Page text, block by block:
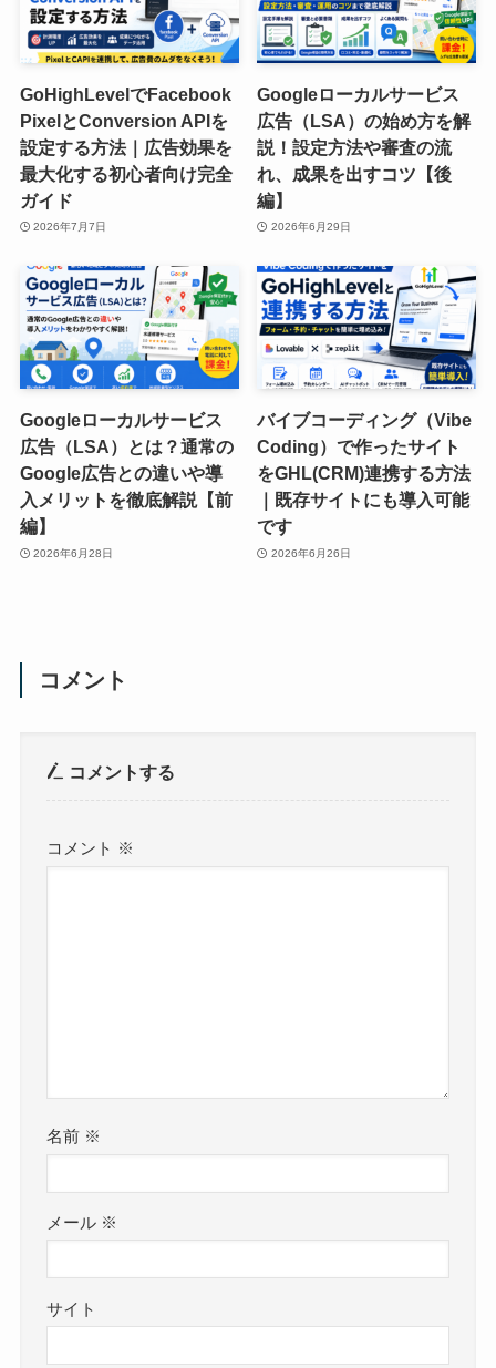
GoHighLevelでFacebook
PixelとConversion APIを
設定する方法｜広告効果を
最大化する初心者向け完全
ガイド
2026年7月7日
Googleローカルサービス
広告（LSA）の始め方を解
説！設定方法や審査の流
れ、成果を出すコツ【後
編】
2026年6月29日
Googleローカルサービス
広告（LSA）とは？通常の
Google広告との違いや導
入メリットを徹底解説【前
編】
2026年6月28日
バイブコーディング（Vibe
Coding）で作ったサイト
をGHL(CRM)連携する方法
｜既存サイトにも導入可能
です
2026年6月26日
コメント
コメントする
コメント ※
名前 ※
メール ※
サイト